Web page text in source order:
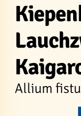
Allium